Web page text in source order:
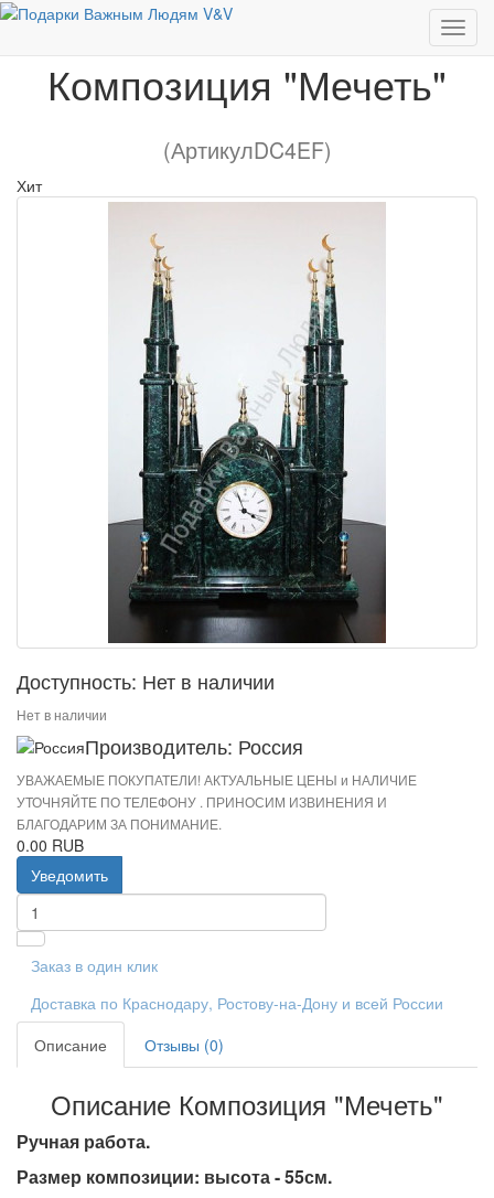
Композиция "Мечеть"
Композиция "Мечеть"
(АртикулDC4EF)
Хит
Доступность: Нет в наличии
Нет в наличии
Производитель: Россия
УВАЖАЕМЫЕ ПОКУПАТЕЛИ! АКТУАЛЬНЫЕ ЦЕНЫ и НАЛИЧИЕ
УТОЧНЯЙТЕ ПО ТЕЛЕФОНУ . ПРИНОСИМ ИЗВИНЕНИЯ И
БЛАГОДАРИМ ЗА ПОНИМАНИЕ.
0.00 RUB
Уведомить
Заказ в один клик
Доставка по Краснодару, Ростову-на-Дону и всей России
Описание
Отзывы (0)
Описание Композиция "Мечеть"
Ручная работа.
Размер композиции: высота - 55см.